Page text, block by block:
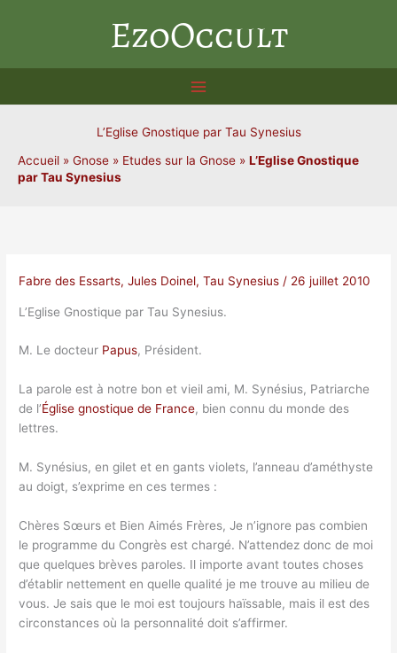
EzoOccult
L’Eglise Gnostique par Tau Synesius
Accueil » Gnose » Etudes sur la Gnose » L’Eglise Gnostique
par Tau Synesius
Fabre des Essarts,Jules Doinel,Tau Synesius / 26 juillet 2010
L’Eglise Gnostique par Tau Synesius.
M. Le docteur Papus, Président.
La parole est à notre bon et vieil ami, M. Synésius, Patriarche
de l’Église gnostique de France, bien connu du monde des
lettres.
M. Synésius, en gilet et en gants violets, l’anneau d’améthyste
au doigt, s’exprime en ces termes :
Chères Sœurs et Bien Aimés Frères, Je n’ignore pas combien
le programme du Congrès est chargé. N’attendez donc de moi
que quelques brèves paroles. Il importe avant toutes choses
d’établir nettement en quelle qualité je me trouve au milieu de
vous. Je sais que le moi est toujours haïssable, mais il est des
circonstances où la personnalité doit s’affirmer.